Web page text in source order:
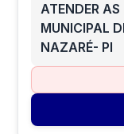
ATENDER
MUNICIPAL
NAZARÉ- PI